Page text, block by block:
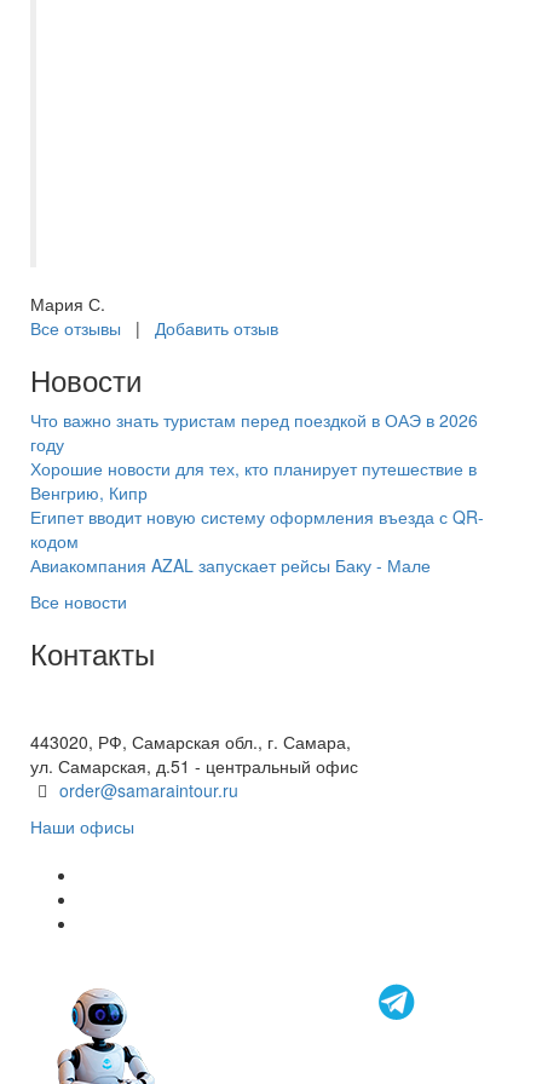
Мария С.
Все отзывы | Добавить отзыв
Новости
Что важно знать туристам перед поездкой в ОАЭ в 2026
году
Хорошие новости для тех, кто планирует путешествие в
Венгрию, Кипр
Египет вводит новую систему оформления въезда с QR-
кодом
Авиакомпания AZAL запускает рейсы Баку - Мале
Все новости
Контакты
443020, РФ, Самарская обл., г. Самара,
ул. Самарская, д.51 - центральный офис
order@samaraintour.ru
Наши офисы